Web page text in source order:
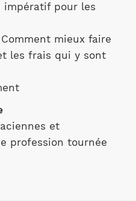
impératif pour les
mieux faire
les frais qui y sont
et
profession tournée